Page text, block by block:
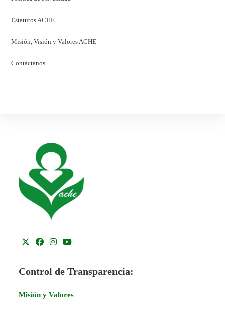
Estatutos ACHE
Misión, Visión y Valores ACHE
Contáctanos
Control de Transparencia:
Misión y Valores